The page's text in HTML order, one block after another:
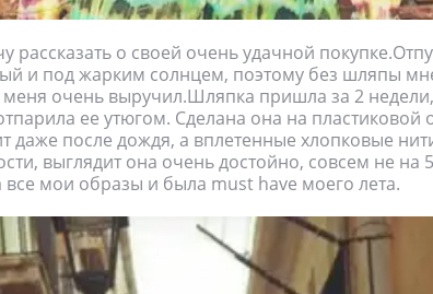
рассказать о своей очень удачной
и под жарким солнцем, поэтому без шляпы
меня очень выручил.Шляпка пришла за 2
ее утюгом. Сделана она на пластиковой
даже после дождя, а вплетенные хлопковые
выглядит она очень достойно, совсем не на
мои образы и была must have моего лета.